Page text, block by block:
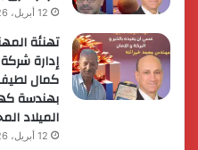
12 أبريل، 2026
تهنئة
إدارة
كمال
بهندسة
الميلاد
12 أبريل، 2026